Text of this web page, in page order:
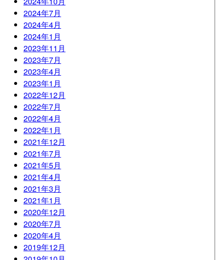
2024年7月
2024年4月
2024年1月
2023年11月
2023年7月
2023年4月
2023年1月
2022年12月
2022年7月
2022年4月
2022年1月
2021年12月
2021年7月
2021年5月
2021年4月
2021年3月
2021年1月
2020年12月
2020年7月
2020年4月
2019年12月